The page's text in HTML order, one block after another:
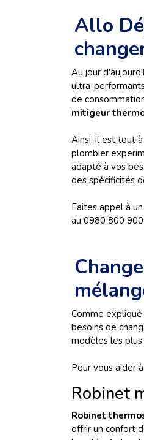
Allo
Au jour
ultra-
de
mitigeur
Ainsi, il est tout
plombier
adapté à vos
des spécificités
Faites appel à
au 0980 800
Comme
besoins de
modèles les plus
Pour vous aider
Robinet
Robinet
offrir un confort